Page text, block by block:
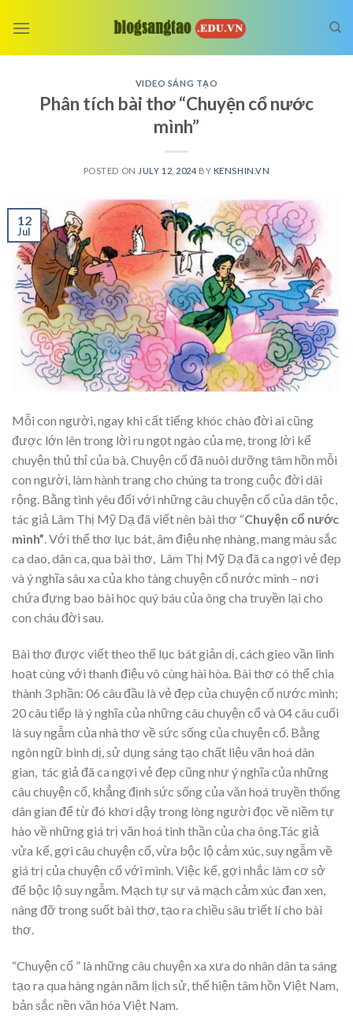
VIDEO SÁNG TẠO
Phân tích bài thơ “Chuyện cổ nước
mình”
POSTED ON JULY 12, 2024 BY KENSHIN.VN
12
Jul
Mỗi con người, ngay khi cất tiếng khóc chào đời ai cũng
được lớn lên trong lời ru ngọt ngào của mẹ, trong lời kể
chuyện thủ thỉ của bà. Chuyện cổ đã nuôi dưỡng tâm hồn mỗi
con người, làm hành trang cho chúng ta trong cuộc đời dài
rộng. Bằng tình yêu đối với những câu chuyện cổ của dân tộc,
tác giả Lâm Thị Mỹ Dạ đã viết nên bài thơ “Chuyện cổ nước
mình”. Với thể thơ lục bát, âm điệu nhẹ nhàng, mang màu sắc
ca dao, dân ca, qua bài thơ, Lâm Thị Mỹ Dạ đã ca ngợi vẻ đẹp
và ý nghĩa sâu xa của kho tàng chuyện cổ nước mình – nơi
chứa đựng bao bài học quý báu của ông cha truyền lại cho
con cháu đời sau.
Bài thơ được viết theo thể lục bát giản dị, cách gieo vần linh
hoạt cùng với thanh điệu vô cùng hài hòa. Bài thơ có thể chia
thành 3 phần: 06 câu đầu là vẻ đẹp của chuyện cổ nước mình;
20 câu tiếp là ý nghĩa của những câu chuyện cổ và 04 câu cuối
là suy ngẫm của nhà thơ về sức sống của chuyện cổ. Bằng
ngôn ngữ bình dị, sử dụng sáng tạo chất liệu văn hoá dân
gian, tác giả đã ca ngợi vẻ đẹp cũng như ý nghĩa của những
câu chuyện cổ, khẳng định sức sống của văn hoá truyền thống
dân gian để từ đó khơi dậy trong lòng người đọc về niềm tự
hào về những giá trị văn hoá tinh thần của cha ông.Tác giả
vửa kể, gợi câu chuyện cổ, vừa bộc lộ cảm xúc, suy ngẫm về
giá trị của chuyện cổ với mình. Việc kể, gợi nhắc làm cơ sở
để bộc lộ suy ngẫm. Mạch tự sự và mạch cảm xúc đan xen,
nâng đỡ trong suốt bài thơ, tạo ra chiều sâu triết lí cho bài
thơ.
“Chuyện cổ ” là những câu chuyện xa xưa do nhân dân ta sáng
tạo ra qua hàng ngàn năm lịch sử, thể hiện tâm hồn Việt Nam,
bản sắc nền văn hóa Việt Nam.